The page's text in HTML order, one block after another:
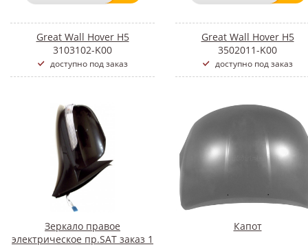
Great Wall Hover H5
3103102-K00
доступно под заказ
Great Wall Hover H5
3502011-K00
доступно под заказ
Зеркало правое
электрическое пр.SAT заказ 1
Капот